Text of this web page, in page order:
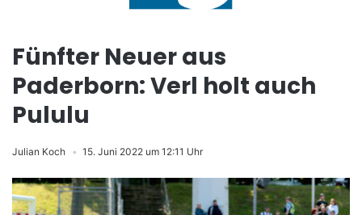
Fünfter Neuer aus
Paderborn: Verl holt auch
Pululu
Julian Koch 15. Juni 2022 um 12:11 Uhr